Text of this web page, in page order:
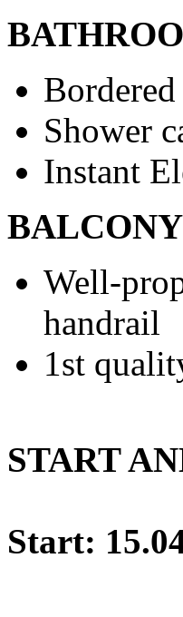
Shower
Instant
BALCONY
Well-
handrail
1st
START
Start: